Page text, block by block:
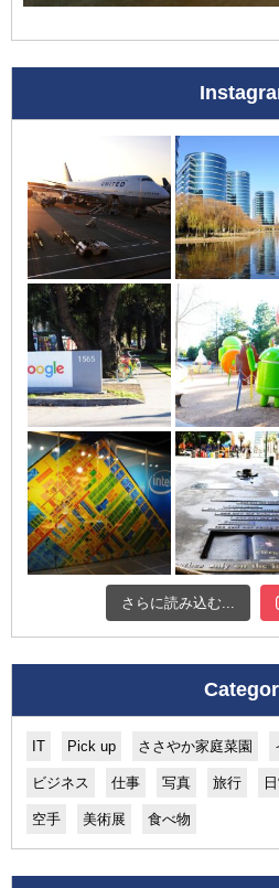
さらに読み込む...
IT Pick up ささやか家庭菜園
ビジネス 仕事 写真 旅行
空手 美術展 食べ物